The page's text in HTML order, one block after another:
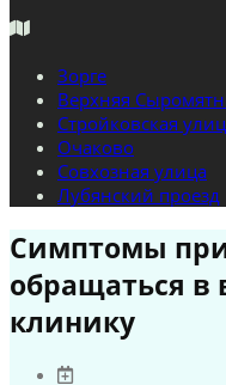
Зорге
Верхняя
Стройковская
Очаково
Совхозная улица
Лубянский проезд
Симптомы
обращаться в
клинику